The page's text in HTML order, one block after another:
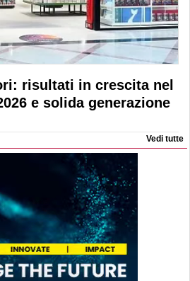
risultati in crescita nel
e solida generazione
Vedi tutte